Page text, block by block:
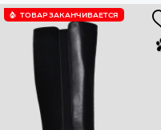
ТОВАР ЗАКАНЧИВАЕТСЯ